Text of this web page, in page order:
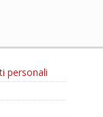
personali